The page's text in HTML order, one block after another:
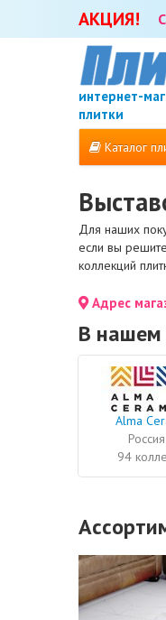
АКЦИЯ!
интернет-
плитки
Каталог
Для наших
если вы
коллекций
Адрес
В нашем
Alma
Россия
94